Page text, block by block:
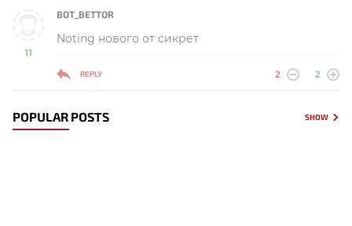
11
-
BOT_BETTOR
Noting нового от сикрет
REPLY 2 2
POPULAR POSTS SHOW